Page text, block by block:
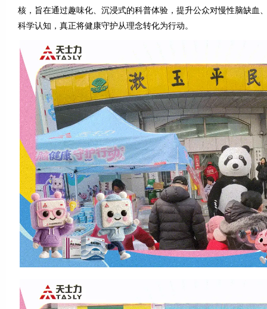
核，旨在通过趣味化、沉浸式的科普体验，提升公众对慢性脑缺血
科学认知，真正将健康守护从理念转化为行动。